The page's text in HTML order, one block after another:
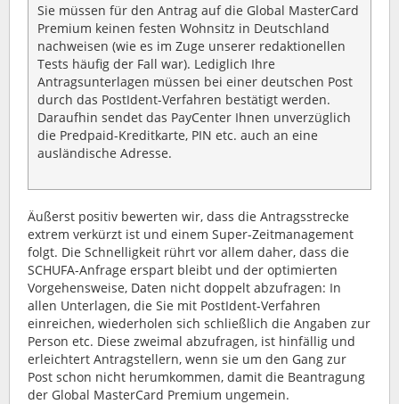
Sie müssen für den Antrag auf die Global MasterCard
Premium keinen festen Wohnsitz in Deutschland
nachweisen (wie es im Zuge unserer redaktionellen
Tests häufig der Fall war). Lediglich Ihre
Antragsunterlagen müssen bei einer deutschen Post
durch das PostIdent-Verfahren bestätigt werden.
Daraufhin sendet das PayCenter Ihnen unverzüglich
die Predpaid-Kreditkarte, PIN etc. auch an eine
ausländische Adresse.
Äußerst positiv bewerten wir, dass die Antragsstrecke
extrem verkürzt ist und einem Super-Zeitmanagement
folgt. Die Schnelligkeit rührt vor allem daher, dass die
SCHUFA-Anfrage erspart bleibt und der optimierten
Vorgehensweise, Daten nicht doppelt abzufragen: In
allen Unterlagen, die Sie mit PostIdent-Verfahren
einreichen, wiederholen sich schließlich die Angaben zur
Person etc. Diese zweimal abzufragen, ist hinfällig und
erleichtert Antragstellern, wenn sie um den Gang zur
Post schon nicht herumkommen, damit die Beantragung
der Global MasterCard Premium ungemein.